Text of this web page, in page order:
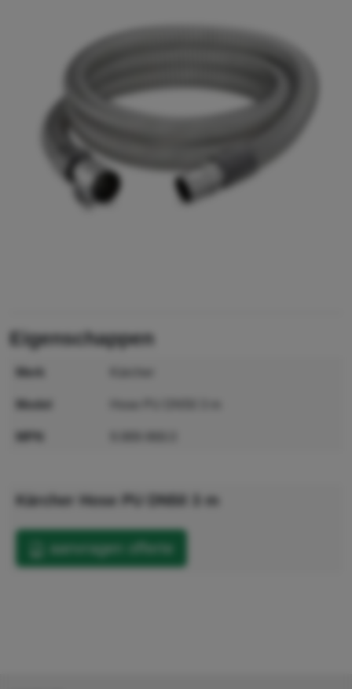
eigenschappen
Kärcher Hose PU DN50 3 m
aanvragen offerte